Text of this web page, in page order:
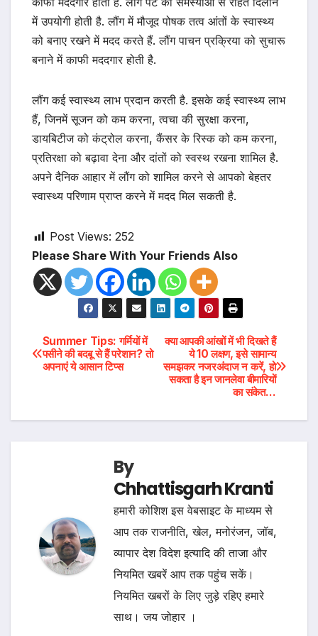
में उपयोगी होती है. लौंग में मौजूद पोषक तत्व आंतों के स्वास्थ्य
को बनाए रखने में मदद करते हैं. लौंग पाचन प्रक्रिया को सुचारू
बनाने में काफी मददगार होती है.
लौंग कई स्वास्थ्य लाभ प्रदान करती है. इसके कई स्वास्थ्य लाभ
हैं, जिनमें सूजन को कम करना, त्वचा की सुरक्षा करना,
डायबिटीज को कंट्रोल करना, कैंसर के रिस्क को कम करना,
प्रतिरक्षा को बढ़ावा देना और दांतों को स्वस्थ रखना शामिल है.
अपने दैनिक आहार में लौंग को शामिल करने से आपको बेहतर
स्वास्थ्य परिणाम प्राप्त करने में मदद मिल सकती है.
Post Views: 252
Please Share With Your Friends Also
Post
navigation
क्या आपकी आंखों में भी दिखते हैं
ये 10 लक्षण, इसे सामान्य
समझकर नजरअंदाज न करें, हो
सकता है इन जानलेवा बीमारियों
का संकेत…
Summer Tips: गर्मियों में
पसीने की बदबू से हैं परेशान? तो
अपनाएं ये आसान टिप्स
By
Chhattisgarh Kranti
हमारी कोशिश इस वेबसाइट के माध्यम से
आप तक राजनीति, खेल, मनोरंजन, जॉब,
व्यापार देश विदेश इत्यादि की ताजा और
नियमित खबरें आप तक पहुंच सकें।
नियमित खबरों के लिए जुड़े रहिए हमारे
साथ। जय जोहार ।